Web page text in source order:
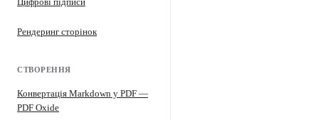
Рендеринг сторінок
СТВОРЕННЯ
Конвертація Markdown у PDF —
PDF Oxide